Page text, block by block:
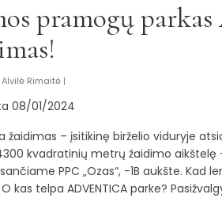
pramogų
Alvilė Rimaitė |
08/01/2024
žaidimas – įsitikinę birželio viduryje
kvadratinių metrų žaidimo aikštelę
PPC „Ozas“, -1B aukšte.
kas telpa ADVENTICA parke?